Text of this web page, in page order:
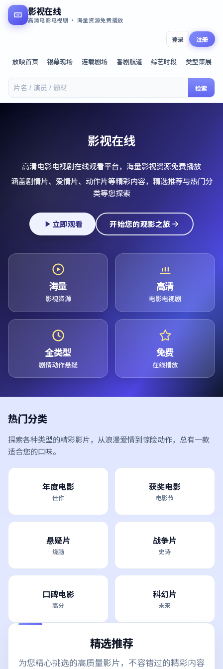
影视在线
高清电影电视剧 · 海量资源免费播放
放映首页 银幕现场 连载剧场 番剧航道 综艺时段 类型策展
检索
登录 注册
影视在线
高清电影电视剧在线观看平台，海量影视资源免费播放
涵盖剧情片、爱情片、动作片等精彩内容，精选推荐与热门分
类等您探索
立即观看 开始您的观影之旅
海量
影视资源
高清
电影电视剧
全类型
剧情动作悬疑
免费
在线播放
热门分类
探索各种类型的精彩影片，从浪漫爱情到惊险动作，总有一款
适合您的口味。
年度电影
佳作
获奖电影
电影节
悬疑片
烧脑
战争片
史诗
口碑电影
高分
科幻片
未来
精选推荐
为您精心挑选的高质量影片，不容错过的精彩内容